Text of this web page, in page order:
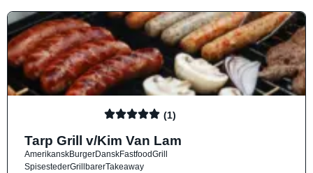
(1)
Tarp Grill v/Kim Van Lam
AmerikanskBurgerDanskFastfoodGrill
SpisestederGrillbarerTakeaway